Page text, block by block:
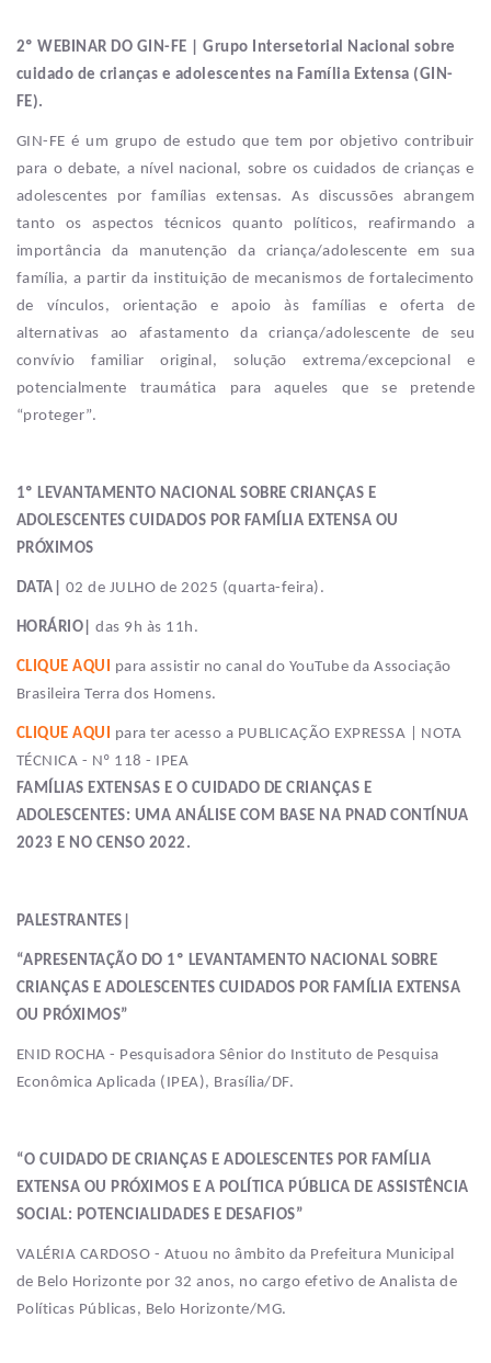
2º WEBINAR DO GIN-FE | Grupo Intersetorial Nacional sobre
cuidado de crianças e adolescentes na Família Extensa (GIN-
FE).
GIN-FE é um grupo de estudo que tem por objetivo contribuir
para o debate, a nível nacional, sobre os cuidados de crianças e
adolescentes por famílias extensas. As discussões abrangem
tanto os aspectos técnicos quanto políticos, reafirmando a
importância da manutenção da criança/adolescente em sua
família, a partir da instituição de mecanismos de fortalecimento
de vínculos, orientação e apoio às famílias e oferta de
alternativas ao afastamento da criança/adolescente de seu
convívio familiar original, solução extrema/excepcional e
potencialmente traumática para aqueles que se pretende
“proteger”.
1º LEVANTAMENTO NACIONAL SOBRE CRIANÇAS E
ADOLESCENTES CUIDADOS POR FAMÍLIA EXTENSA OU
PRÓXIMOS
DATA| 02 de JULHO de 2025 (quarta-feira).
HORÁRIO| das 9h às 11h.
CLIQUE AQUI para assistir no canal do YouTube da Associação
Brasileira Terra dos Homens.
CLIQUE AQUI para ter acesso a PUBLICAÇÃO EXPRESSA | NOTA
TÉCNICA - Nº 118 - IPEA
FAMÍLIAS EXTENSAS E O CUIDADO DE CRIANÇAS E
ADOLESCENTES: UMA ANÁLISE COM BASE NA PNAD CONTÍNUA
2023 E NO CENSO 2022.
PALESTRANTES|
“APRESENTAÇÃO DO 1º LEVANTAMENTO NACIONAL SOBRE
CRIANÇAS E ADOLESCENTES CUIDADOS POR FAMÍLIA EXTENSA
OU PRÓXIMOS”
ENID ROCHA - Pesquisadora Sênior do Instituto de Pesquisa
Econômica Aplicada (IPEA), Brasília/DF.
“O CUIDADO DE CRIANÇAS E ADOLESCENTES POR FAMÍLIA
EXTENSA OU PRÓXIMOS E A POLÍTICA PÚBLICA DE ASSISTÊNCIA
SOCIAL: POTENCIALIDADES E DESAFIOS”
VALÉRIA CARDOSO - Atuou no âmbito da Prefeitura Municipal
de Belo Horizonte por 32 anos, no cargo efetivo de Analista de
Políticas Públicas, Belo Horizonte/MG.